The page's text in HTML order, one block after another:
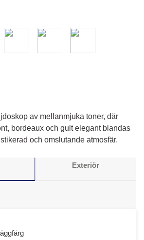
av mellanmjuka toner, där
bordeaux och gult elegant blandas
och omslutande atmosfär.
Exteriör